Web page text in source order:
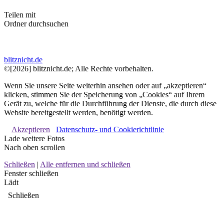
Teilen mit
Ordner durchsuchen
blitznicht.de
©[2026] blitznicht.de; Alle Rechte vorbehalten.
Wenn Sie unsere Seite weiterhin ansehen oder auf „akzeptieren“
klicken, stimmen Sie der Speicherung von „Cookies“ auf Ihrem
Gerät zu, welche für die Durchführung der Dienste, die durch diese
Website bereitgestellt werden, benötigt werden.
Akzeptieren
Datenschutz- und Cookierichtlinie
Lade weitere Fotos
Nach oben scrollen
Schließen | Alle entfernen und schließen
Fenster schließen
Lädt
Schließen